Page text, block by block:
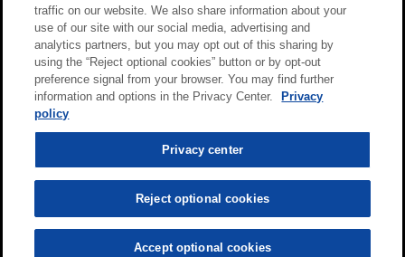
traffic on our website. We also share information about your
use of our site with our social media, advertising and
analytics partners, but you may opt out of this sharing by
using the “Reject optional cookies” button or by opt-out
preference signal from your browser. You may find further
information and options in the Privacy Center.
Privacy
policy
Privacy center
Reject optional cookies
Accept optional cookies